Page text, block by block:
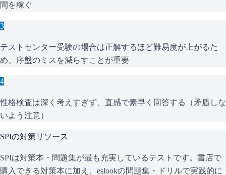
間を稼ぐ
3
テストセンター受験の場合は正解するほど難易度が上がるた
め、序盤のミスを減らすことが重要
4
性格検査は深く考えすぎず、直感で素早く回答する（矛盾しな
いよう注意）
SPIの対策リソース
SPIは対策本・問題集が最も充実しているテストです。書店で
購入できる対策本に加え、eslookの問題集・ドリルで実践的に